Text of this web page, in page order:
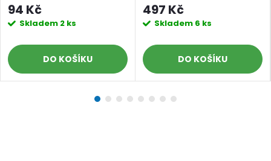
94 Kč
Skladem 2 ks
DO KOŠÍKU
497 Kč
Skladem 6 ks
DO KOŠÍKU